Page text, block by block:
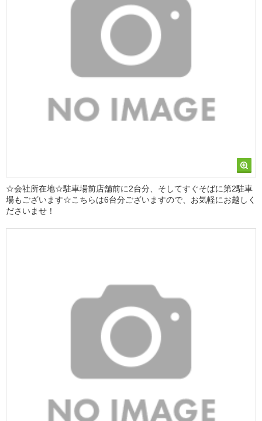
☆会社所在地☆駐車場前店舗前に2台分、そしてすぐそばに第2駐車
場もございます☆こちらは6台分ございますので、お気軽にお越しく
ださいませ！